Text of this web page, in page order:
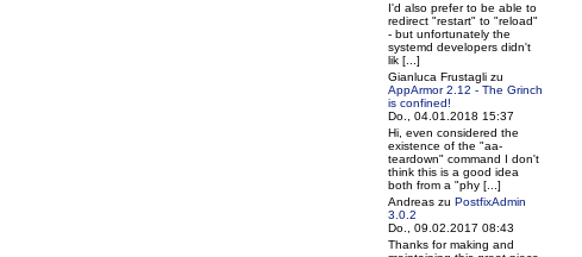
I'd also prefer to be able to
redirect "restart" to "reload"
- but unfortunately the
systemd developers didn't
lik [...]
Gianluca Frustagli zu
AppArmor 2.12 - The Grinch
is confined!
Do., 04.01.2018 15:37
Hi, even considered the
existence of the "aa-
teardown" command I don't
think this is a good idea
both from a "phy [...]
Andreas zu PostfixAdmin
3.0.2
Do., 09.02.2017 08:43
Thanks for making and